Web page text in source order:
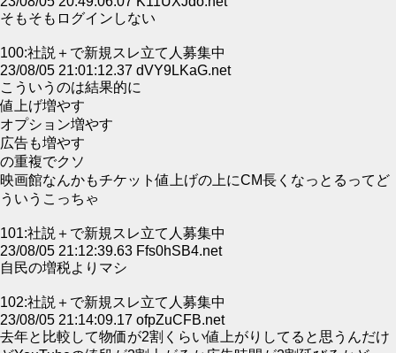
そもそもログインしない
100:社説＋で新規スレ立て人募集中
23/08/05 21:01:12.37 dVY9LKaG.net
こういうのは結果的に
値上げ増やす
オプション増やす
広告も増やす
の重複でクソ
映画館なんかもチケット値上げの上にCM長くなっとるってど
ういうこっちゃ
101:社説＋で新規スレ立て人募集中
23/08/05 21:12:39.63 Ffs0hSB4.net
自民の増税よりマシ
102:社説＋で新規スレ立て人募集中
23/08/05 21:14:09.17 ofpZuCFB.net
去年と比較して物価が2割くらい値上がりしてると思うんだけ